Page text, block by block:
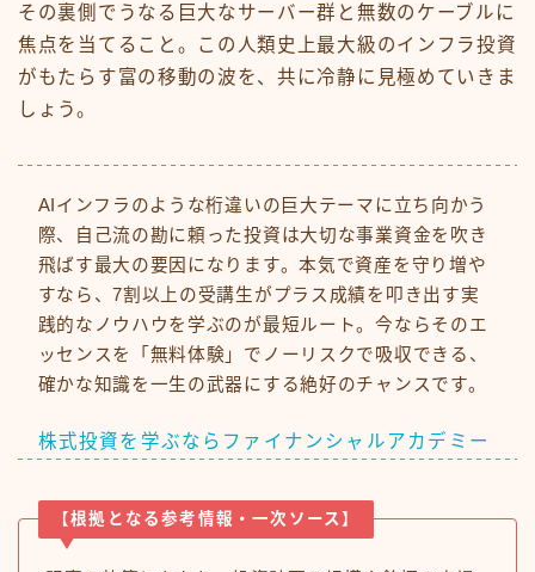
その裏側でうなる巨大なサーバー群と無数のケーブルに
焦点を当てること。この人類史上最大級のインフラ投資
がもたらす富の移動の波を、共に冷静に見極めていきま
しょう。
AIインフラのような桁違いの巨大テーマに立ち向かう
際、自己流の勘に頼った投資は大切な事業資金を吹き
飛ばす最大の要因になります。本気で資産を守り増や
すなら、7割以上の受講生がプラス成績を叩き出す実
践的なノウハウを学ぶのが最短ルート。今ならそのエ
ッセンスを「無料体験」でノーリスクで吸収できる、
確かな知識を一生の武器にする絶好のチャンスです。
株式投資を学ぶならファイナンシャルアカデミー
【根拠となる参考情報・一次ソース】